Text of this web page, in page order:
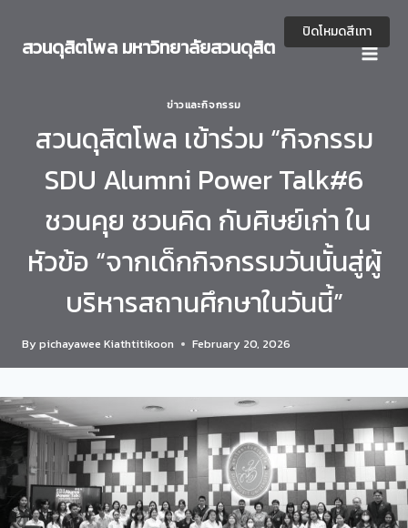
content
สวนดุสิตโพล มหาวิทยาลัยสวนดุสิต
ข่าวและกิจกรรม
สวนดุสิตโพล เข้าร่วม “กิจกรรม
SDU Alumni Power Talk#6
ชวนคุย ชวนคิด กับศิษย์เก่า ใน
หัวข้อ “จากเด็กกิจกรรมวันนั้นสู่ผู้
บริหารสถานศึกษาในวันนี้”
By pichayawee Kiathtitikoon February 20, 2026
ปิดโหมดสีเทา